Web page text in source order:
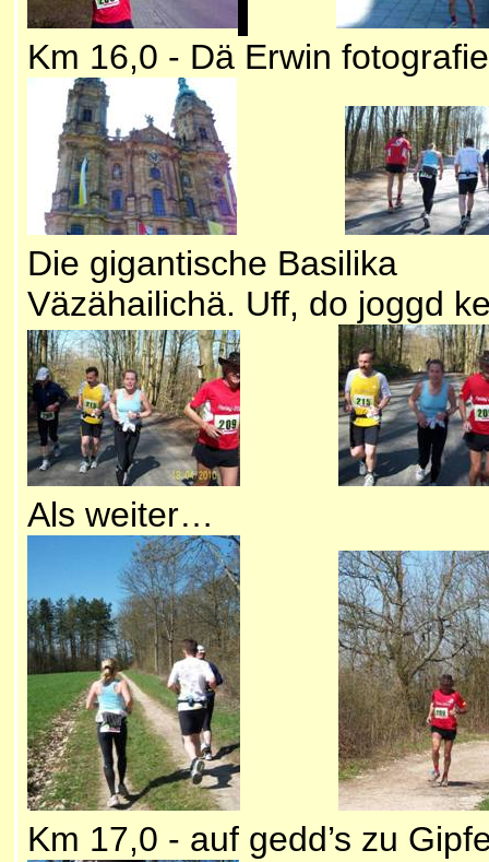
Km 16,0 - Dä Erwin
Die gigantische
Väzähailichä. Uff, do joggd
Als weiter… än
Km 17,0 - auf gedd’s zu